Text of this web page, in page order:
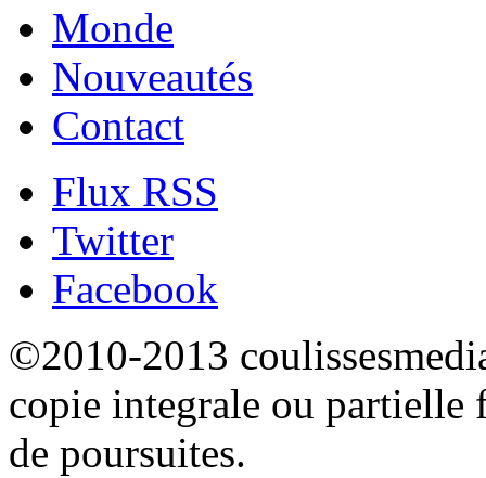
Monde
Nouveautés
Contact
Flux RSS
Twitter
Facebook
©2010-2013
copie integrale ou partielle
de poursuites.